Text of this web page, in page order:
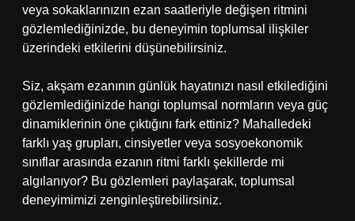
veya sokaklarınızın ezan saatleriyle değişen ritmini
gözlemlediğinizde, bu deneyimin toplumsal ilişkiler
üzerindeki etkilerini düşünebilirsiniz.
Siz, akşam ezanının günlük hayatınızı nasıl etkilediğini
gözlemlediğinizde hangi toplumsal normların veya güç
dinamiklerinin öne çıktığını fark ettiniz? Mahalledeki
farklı yaş grupları, cinsiyetler veya sosyoekonomik
sınıflar arasında ezanın ritmi farklı şekillerde mi
algılanıyor? Bu gözlemleri paylaşarak, toplumsal
deneyimimizi zenginleştirebilirsiniz.